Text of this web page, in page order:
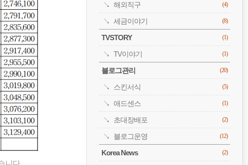
니다.
해외직구 (4)
세금이야기 (8)
TVSTORY (1)
TV이야기 (1)
블로그관리 (20)
스킨서식 (5)
애드센스 (1)
초대장배포 (2)
블로그운영 (12)
Korea News (2)